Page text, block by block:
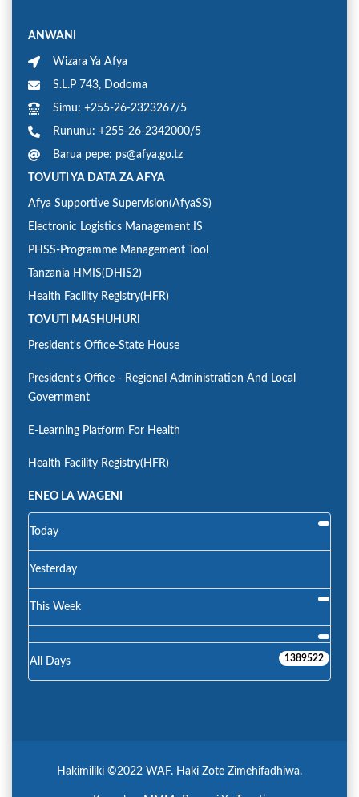
ANWANI
Wizara Ya Afya
S.L.P 743, Dodoma
Simu: +255-26-2323267/5
Rununu: +255-26-2342000/5
Barua pepe: ps@afya.go.tz
TOVUTI YA DATA ZA AFYA
Afya Supportive Supervision(AfyaSS)
Electronic Logistics Management IS
PHSS-Programme Management Tool
Tanzania HMIS(DHIS2)
Health Facility Registry(HFR)
TOVUTI MASHUHURI
President's Office-State House
President's Office - Regional Administration And Local
Government
E-Learning Platform For Health
Health Facility Registry(HFR)
ENEO LA WAGENI
Today
Yesterday
This Week
All Days 1389522
Hakimiliki ©2022 WAF. Haki Zote Zimehifadhiwa.